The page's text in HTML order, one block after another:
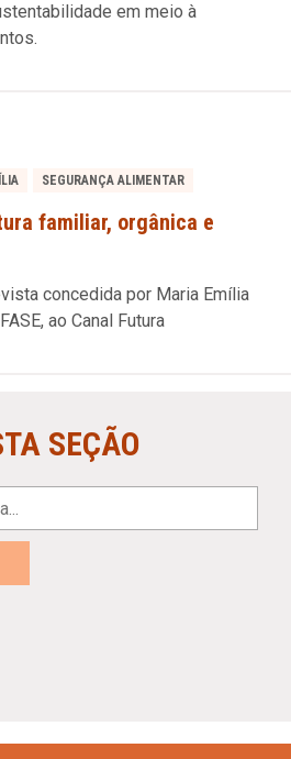
em meio à
SEGURANÇA ALIMENTAR
familiar, orgânica e
concedida por Maria Emília
ao Canal Futura
SEÇÃO